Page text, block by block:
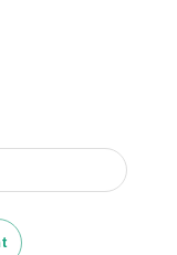
possiede
possibilità di